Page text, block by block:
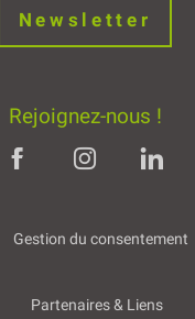
Newsletter
Rejoignez-nous !
Gestion du consentement
Partenaires & Liens